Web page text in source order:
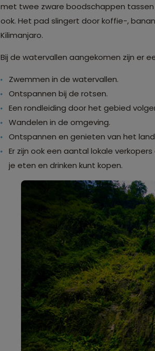
met twee zware boodschappen tassen
ook. Het pad slingert door koffie-,
Kilimanjaro.
Bij de watervallen aangekomen zijn er
Zwemmen in de watervallen.
Ontspannen bij de rotsen.
Een rondleiding door het gebied
Wandelen in de omgeving.
Ontspannen en genieten van het
Er zijn ook een aantal lokale
je eten en drinken kunt kopen.